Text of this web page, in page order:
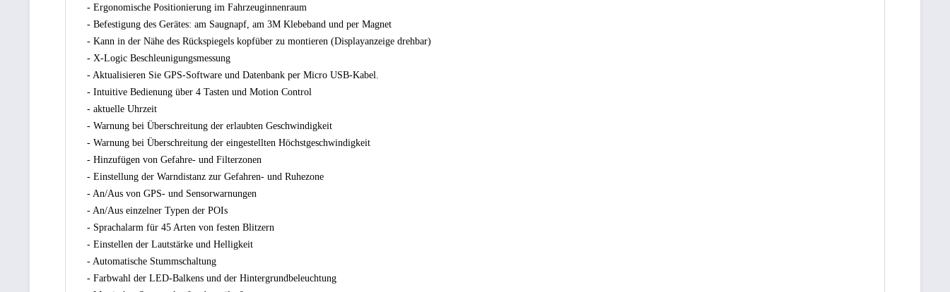
- Ergonomische Positionierung im Fahrzeuginnenraum
- Befestigung des Gerätes: am Saugnapf, am 3M Klebeband und per Magnet
- Kann in der Nähe des Rückspiegels kopfüber zu montieren (Displayanzeige drehbar)
- X-Logic Beschleunigungsmessung
- Aktualisieren Sie GPS-Software und Datenbank per Micro USB-Kabel.
- Intuitive Bedienung über 4 Tasten und Motion Control
- aktuelle Uhrzeit
- Warnung bei Überschreitung der erlaubten Geschwindigkeit
- Warnung bei Überschreitung der eingestellten Höchstgeschwindigkeit
- Hinzufügen von Gefahre- und Filterzonen
- Einstellung der Warndistanz zur Gefahren- und Ruhezone
- An/Aus von GPS- und Sensorwarnungen
- An/Aus einzelner Typen der POIs
- Sprachalarm für 45 Arten von festen Blitzern
- Einstellen der Lautstärke und Helligkeit
- Automatische Stummschaltung
- Farbwahl der LED-Balkens und der Hintergrundbeleuchtung